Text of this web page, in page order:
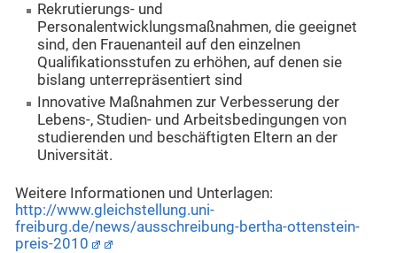
Rekrutierungs- und
Personalentwicklungsmaßnahmen, die geeignet
sind, den Frauenanteil auf den einzelnen
Qualifikationsstufen zu erhöhen, auf denen sie
bislang unterrepräsentiert sind
Innovative Maßnahmen zur Verbesserung der
Lebens-, Studien- und Arbeitsbedingungen von
studierenden und beschäftigten Eltern an der
Universität.
Weitere Informationen und Unterlagen:
http://www.gleichstellung.uni-
freiburg.de/news/ausschreibung-bertha-ottenstein-
preis-2010